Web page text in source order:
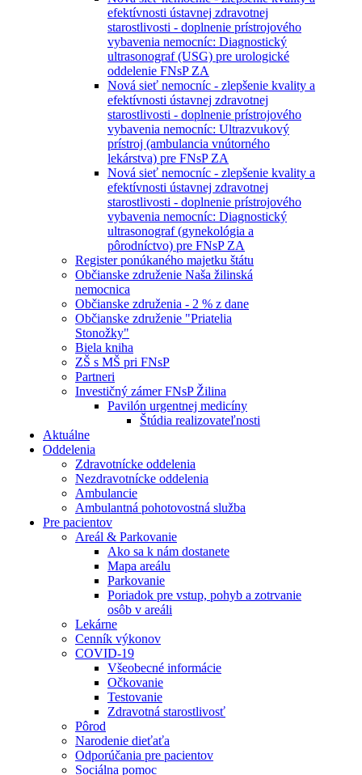
efektívnosti ústavnej zdravotnej
starostlivosti - doplnenie prístrojového
vybavenia nemocníc: Diagnostický
ultrasonograf (USG) pre urologické
oddelenie FNsP ZA
Nová sieť nemocníc - zlepšenie kvality a
efektívnosti ústavnej zdravotnej
starostlivosti - doplnenie prístrojového
vybavenia nemocníc: Ultrazvukový
prístroj (ambulancia vnútorného
lekárstva) pre FNsP ZA
Nová sieť nemocníc - zlepšenie kvality a
efektívnosti ústavnej zdravotnej
starostlivosti - doplnenie prístrojového
vybavenia nemocníc: Diagnostický
ultrasonograf (gynekológia a
pôrodníctvo) pre FNsP ZA
Register ponúkaného majetku štátu
Občianske združenie Naša žilinská
nemocnica
Občianske združenia - 2 % z dane
Občianske združenie "Priatelia
Stonožky"
Biela kniha
ZŠ s MŠ pri FNsP
Partneri
Investičný zámer FNsP Žilina
Pavilón urgentnej medicíny
Štúdia realizovateľnosti
Aktuálne
Oddelenia
Zdravotnícke oddelenia
Nezdravotnícke oddelenia
Ambulancie
Ambulantná pohotovostná služba
Pre pacientov
Areál & Parkovanie
Ako sa k nám dostanete
Mapa areálu
Parkovanie
Poriadok pre vstup, pohyb a zotrvanie
osôb v areáli
Lekárne
Cenník výkonov
COVID-19
Všeobecné informácie
Očkovanie
Testovanie
Zdravotná starostlivosť
Pôrod
Narodenie dieťaťa
Odporúčania pre pacientov
Sociálna pomoc